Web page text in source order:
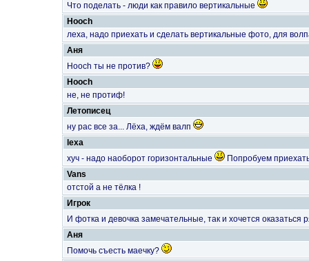
Что поделать - люди как правило вертикальные
Hooch
леха, надо приехать и сделать вертикальные фото, для
Аня
Hooch ты не против?
Hooch
не, не протиф!
Летописец
ну рас все за... Лёха, ждём валп
lexa
хуч - надо наоборот горизонтальные
Попробуем
Vans
отстой а не тёлка !
Игрок
И фотка и девочка замечательные, так и хочется оказаться
Аня
Помочь съесть маечку?